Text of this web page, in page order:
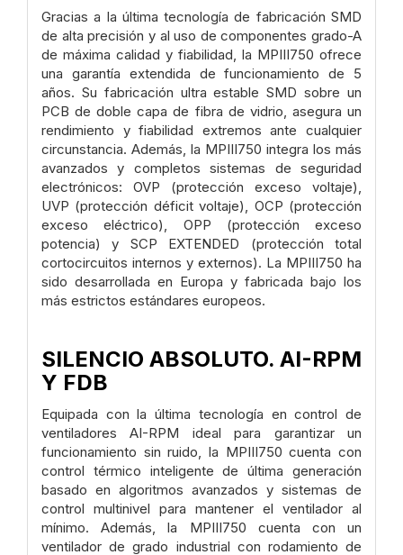
Gracias a la última tecnología de fabricación SMD
de alta precisión y al uso de componentes grado-A
de máxima calidad y fiabilidad, la MPIII750 ofrece
una garantía extendida de funcionamiento de 5
años. Su fabricación ultra estable SMD sobre un
PCB de doble capa de fibra de vidrio, asegura un
rendimiento y fiabilidad extremos ante cualquier
circunstancia. Además, la MPIII750 integra los más
avanzados y completos sistemas de seguridad
electrónicos: OVP (protección exceso voltaje),
UVP (protección déficit voltaje), OCP (protección
exceso eléctrico), OPP (protección exceso
potencia) y SCP EXTENDED (protección total
cortocircuitos internos y externos). La MPIII750 ha
sido desarrollada en Europa y fabricada bajo los
más estrictos estándares europeos.
SILENCIO ABSOLUTO. AI-RPM
Y FDB
Equipada con la última tecnología en control de
ventiladores AI-RPM ideal para garantizar un
funcionamiento sin ruido, la MPIII750 cuenta con
control térmico inteligente de última generación
basado en algoritmos avanzados y sistemas de
control multinivel para mantener el ventilador al
mínimo. Además, la MPIII750 cuenta con un
ventilador de grado industrial con rodamiento de